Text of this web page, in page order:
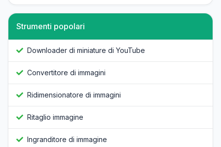
Strumenti popolari
Downloader di miniature di YouTube
Convertitore di immagini
Ridimensionatore di immagini
Ritaglio immagine
Ingranditore di immagine